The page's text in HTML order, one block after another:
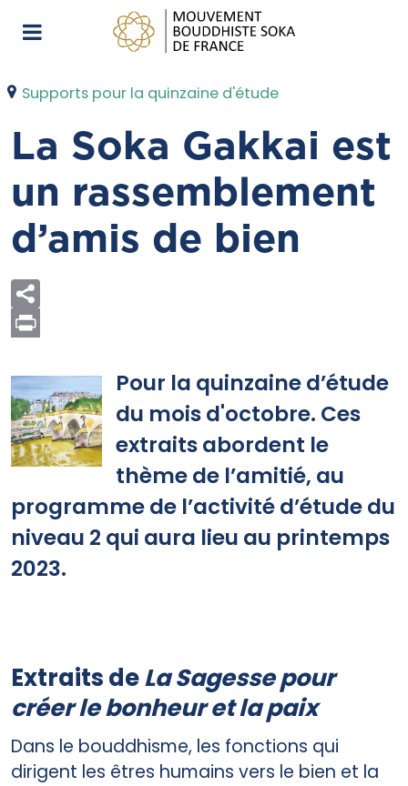
Supports pour la quinzaine d'étude
La Soka Gakkai est
un rassemblement
d’amis de bien
Pour la quinzaine d’étude
du mois d'octobre. Ces
extraits abordent le
thème de l’amitié, au
programme de l’activité d’étude du
niveau 2 qui aura lieu au printemps
2023.
Extraits deLa Sagesse pour
créer le bonheur et la paix
Dans le bouddhisme, les fonctions qui
dirigent les êtres humains vers le bien et la